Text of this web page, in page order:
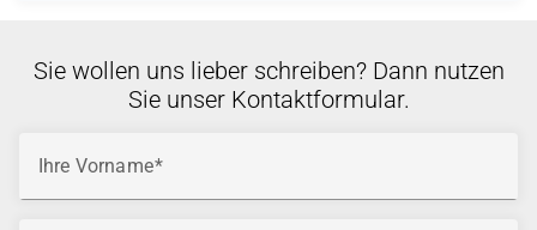
Sie wollen uns lieber schreiben? Dann nutzen
Sie unser Kontaktformular.
Ihre Vorname